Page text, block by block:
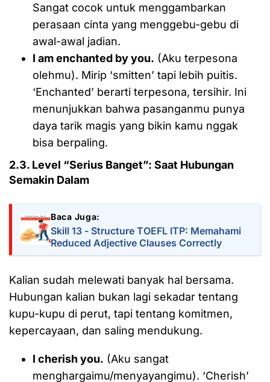
Sangat cocok untuk menggambarkan
perasaan cinta yang menggebu-gebu di
awal-awal jadian.
I am enchanted by you. (Aku terpesona
olehmu). Mirip ‘smitten’ tapi lebih puitis.
‘Enchanted’ berarti terpesona, tersihir. Ini
menunjukkan bahwa pasanganmu punya
daya tarik magis yang bikin kamu nggak
bisa berpaling.
2.3. Level “Serius Banget”: Saat Hubungan
Semakin Dalam
Baca Juga:
Skill 13 - Structure TOEFL ITP: Memahami
Reduced Adjective Clauses Correctly
Kalian sudah melewati banyak hal bersama.
Hubungan kalian bukan lagi sekadar tentang
kupu-kupu di perut, tapi tentang komitmen,
kepercayaan, dan saling mendukung.
I cherish you. (Aku sangat
menghargaimu/menyayangimu). ‘Cherish’